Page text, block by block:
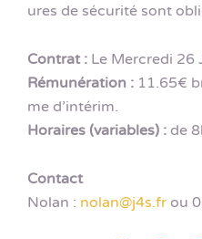
ures de sécurité sont
Contrat : Le Mercredi 26
Rémunération : 11.65€
me d’intérim.
Horaires (variables) : de
Contact
Nolan : nolan@j4s.fr ou